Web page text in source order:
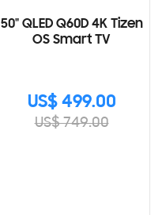
50" QLED Q60D 4K Tizen
OS Smart TV
US$ 499.00
US$ 749.00